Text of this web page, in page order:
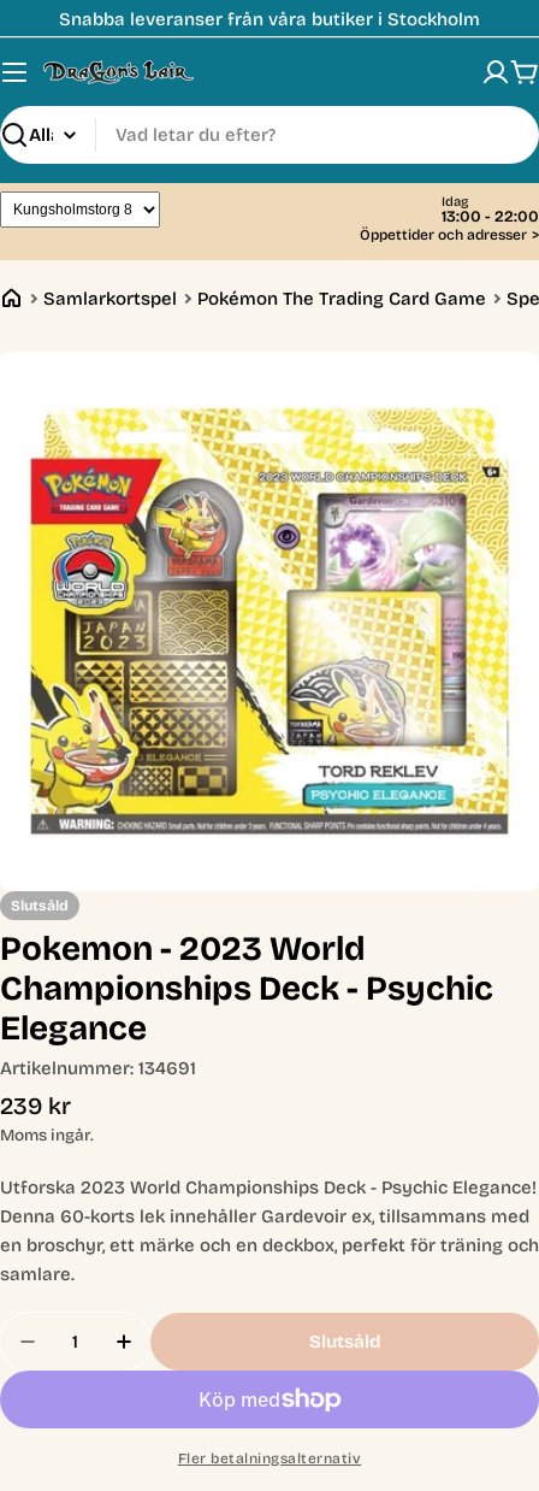
till
innehåll
Snabba leveranser från våra butiker i Stockholm
Sök
Idag
13:00 - 22:00
Öppettider och adresser >
Samlarkortspel Pokémon The Trading Card Game
media 0 i modal
Slutsåld
Pokemon - 2023 World
Championships Deck - Psychic
Elegance
Artikelnummer: 134691
Ordinarie
pris
239 kr
Moms ingår.
Utforska 2023 World Championships Deck - Psychic Elegance!
Denna 60-korts lek innehåller Gardevoir ex, tillsammans med
en broschyr, ett märke och en deckbox, perfekt för träning och
samlare.
Minska Antal För Pokemon - 2023 World
Öka Antal För Pokemon - 2023 World
Slutsåld
Fler betalningsalternativ